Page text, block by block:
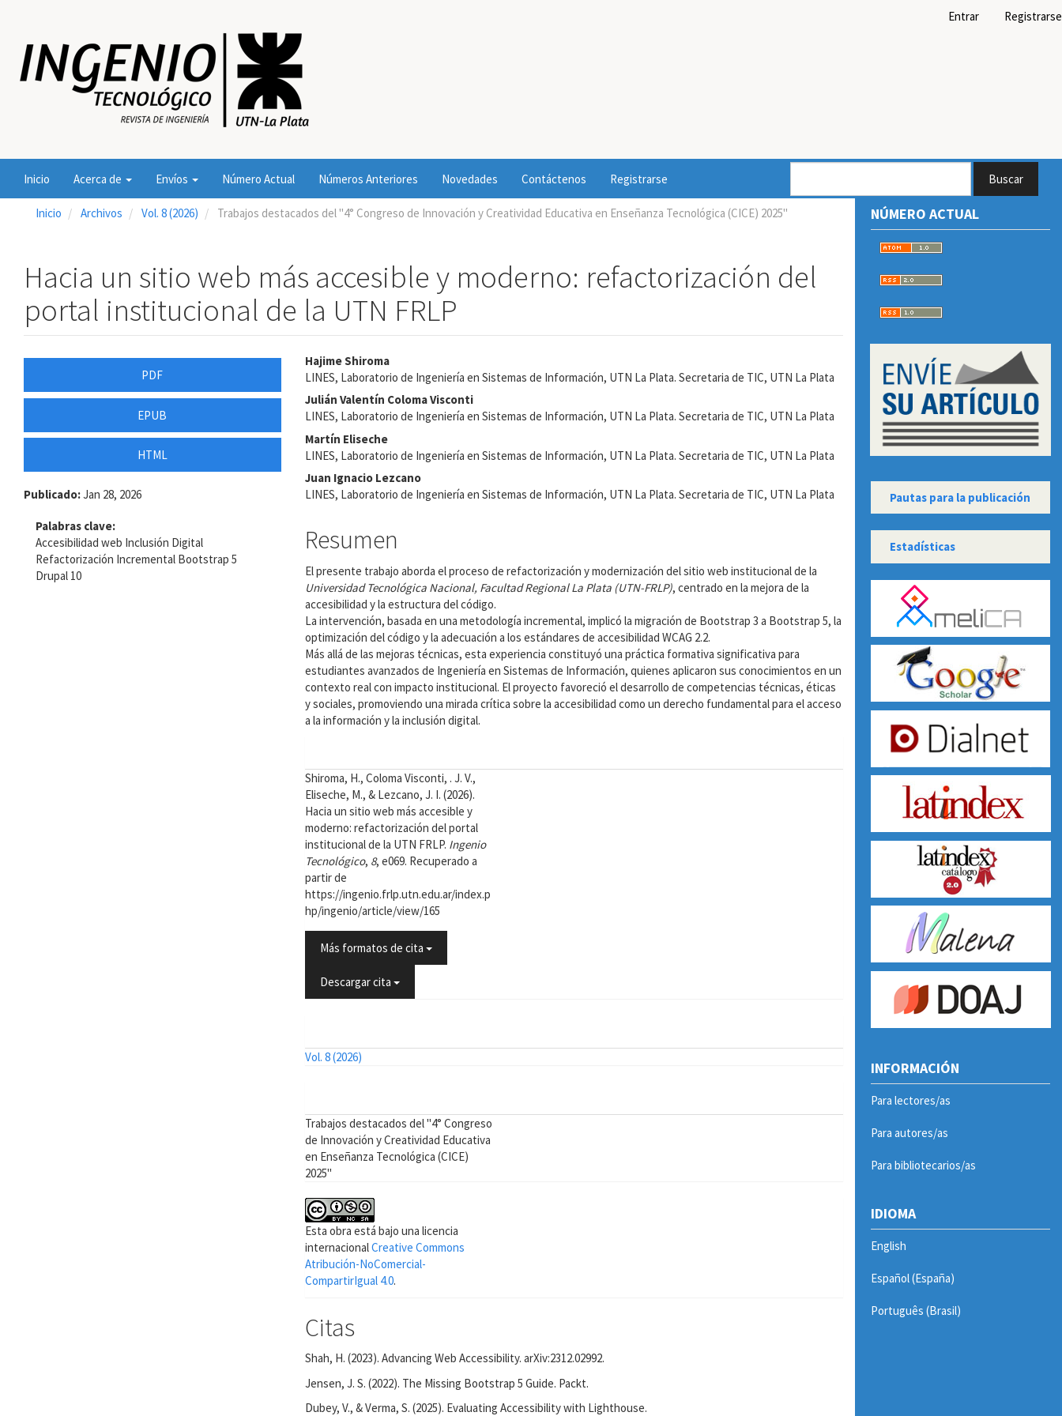
Contenido
principal
Barra
Entrar Registrarse
Inicio Acerca de Envíos Número Actual Números Anteriores Novedades Contáctenos Registrarse Buscar
Inicio Archivos Vol. 8 (2026) Trabajos destacados del "4° Congreso de Innovación y Creatividad Educativa en Enseñanza Tecnológica (CICE) 2025"
Hacia un sitio web más accesible y moderno: refactorización del
portal institucional de la UTN FRLP
Barra
lateral
artículo
PDF
EPUB
HTML
Publicado:Jan 28, 2026
Palabras clave:
Accesibilidad web Inclusión Digital
Refactorización Incremental Bootstrap 5
Drupal 10
Contenido
principal
del
artículo
Hajime Shiroma
LINES, Laboratorio de Ingeniería en Sistemas de Información, UTN La Plata. Secretaria de TIC, UTN La Plata
Julián Valentín Coloma Visconti
LINES, Laboratorio de Ingeniería en Sistemas de Información, UTN La Plata. Secretaria de TIC, UTN La Plata
Martín Eliseche
LINES, Laboratorio de Ingeniería en Sistemas de Información, UTN La Plata. Secretaria de TIC, UTN La Plata
Juan Ignacio Lezcano
LINES, Laboratorio de Ingeniería en Sistemas de Información, UTN La Plata. Secretaria de TIC, UTN La Plata
Resumen
El presente trabajo aborda el proceso de refactorización y modernización del sitio web institucional de la
Universidad Tecnológica Nacional, Facultad Regional La Plata (UTN-FRLP), centrado en la mejora de la
accesibilidad y la estructura del código.
La intervención, basada en una metodología incremental, implicó la migración de Bootstrap 3 a Bootstrap 5, la
optimización del código y la adecuación a los estándares de accesibilidad WCAG 2.2.
Más allá de las mejoras técnicas, esta experiencia constituyó una práctica formativa significativa para
estudiantes avanzados de Ingeniería en Sistemas de Información, quienes aplicaron sus conocimientos en un
contexto real con impacto institucional. El proyecto favoreció el desarrollo de competencias técnicas, éticas
y sociales, promoviendo una mirada crítica sobre la accesibilidad como un derecho fundamental para el acceso
a la información y la inclusión digital.
del
artículo
Shiroma, H., Coloma Visconti, . J. V.,
Eliseche, M., & Lezcano, J. I. (2026).
Hacia un sitio web más accesible y
moderno: refactorización del portal
institucional de la UTN FRLP. Ingenio
Tecnológico, 8, e069. Recuperado a
partir de
https://ingenio.frlp.utn.edu.ar/index.p
hp/ingenio/article/view/165
Más formatos de cita
Descargar cita
Vol. 8 (2026)
Trabajos destacados del "4° Congreso
de Innovación y Creatividad Educativa
en Enseñanza Tecnológica (CICE)
2025"
Esta obra está bajo una licencia
internacionalCreative Commons
Atribución-NoComercial-
CompartirIgual 4.0.
Citas
Shah, H. (2023). Advancing Web Accessibility. arXiv:2312.02992.
Jensen, J. S. (2022). The Missing Bootstrap 5 Guide. Packt.
Dubey, V., & Verma, S. (2025). Evaluating Accessibility with Lighthouse.
NÚMERO ACTUAL
ENVIOARTICULOS
PAUTAS
Pautas para la publicación
ESTADISTICAS
Estadísticas
INDIZACIONES
INFORMACIÓN
Para lectores/as
Para autores/as
Para bibliotecarios/as
IDIOMA
English
Español (España)
Português (Brasil)